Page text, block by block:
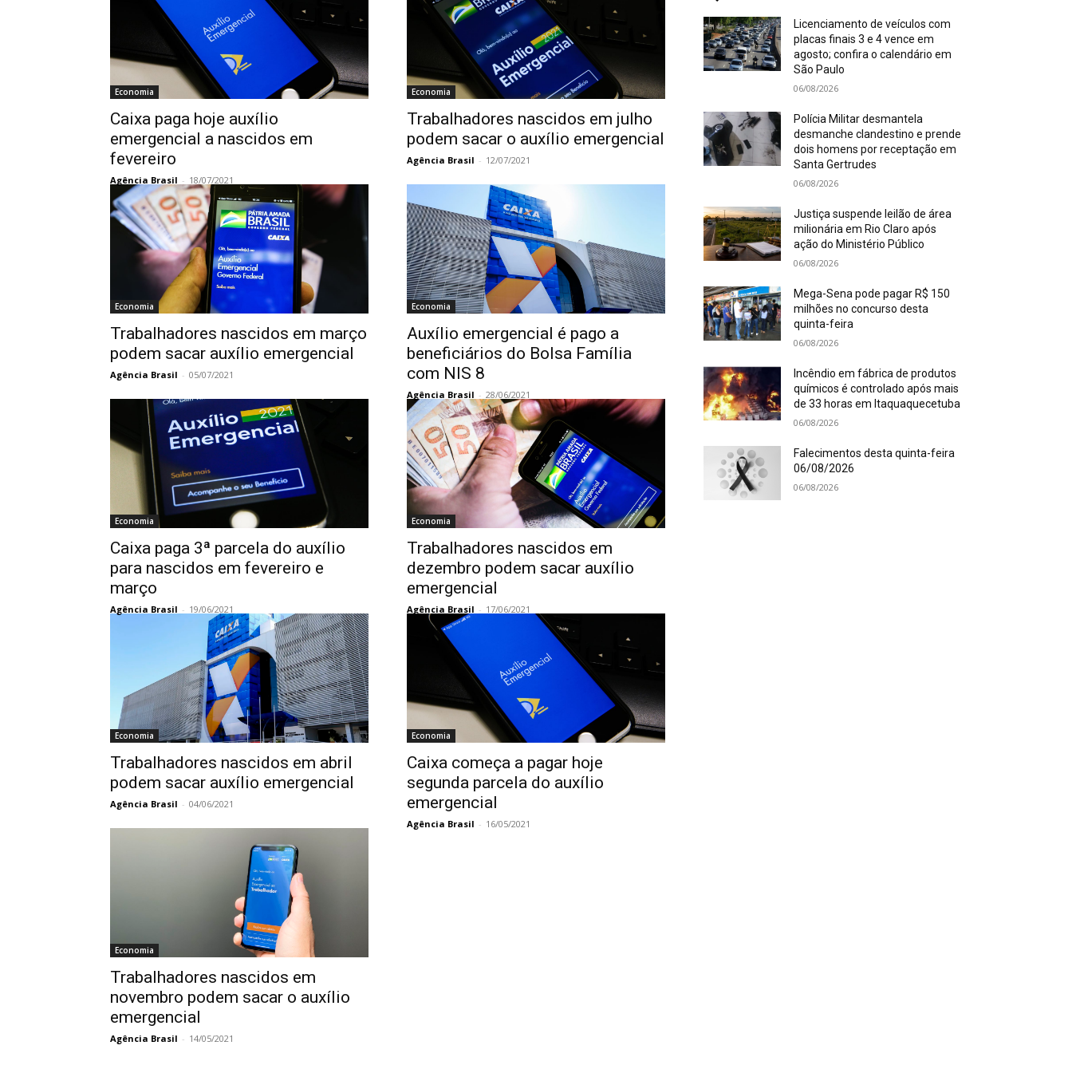
Economia
Caixa paga hoje auxílio
emergencial a nascidos em
fevereiro
Agência Brasil - 18/07/2021
Economia
Trabalhadores nascidos em julho
podem sacar o auxílio emergencial
Agência Brasil - 12/07/2021
Economia
Trabalhadores nascidos em março
podem sacar auxílio emergencial
Agência Brasil - 05/07/2021
Economia
Auxílio emergencial é pago a
beneficiários do Bolsa Família
com NIS 8
Agência Brasil - 28/06/2021
Economia
Caixa paga 3ª parcela do auxílio
para nascidos em fevereiro e
março
Agência Brasil - 19/06/2021
Economia
Trabalhadores nascidos em
dezembro podem sacar auxílio
emergencial
Agência Brasil - 17/06/2021
Economia
Trabalhadores nascidos em abril
podem sacar auxílio emergencial
Agência Brasil - 04/06/2021
Economia
Caixa começa a pagar hoje
segunda parcela do auxílio
emergencial
Agência Brasil - 16/05/2021
Economia
Trabalhadores nascidos em
novembro podem sacar o auxílio
emergencial
Agência Brasil - 14/05/2021
Licenciamento de veículos com
placas finais 3 e 4 vence em
agosto; confira o calendário em
São Paulo
06/08/2026
Polícia Militar desmantela
desmanche clandestino e prende
dois homens por receptação em
Santa Gertrudes
06/08/2026
Justiça suspende leilão de área
milionária em Rio Claro após
ação do Ministério Público
06/08/2026
Mega-Sena pode pagar R$ 150
milhões no concurso desta
quinta-feira
06/08/2026
Incêndio em fábrica de produtos
químicos é controlado após mais
de 33 horas em Itaquaquecetuba
06/08/2026
Falecimentos desta quinta-feira
06/08/2026
06/08/2026